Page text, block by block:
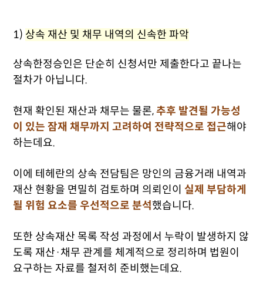
1) 상속 재산 및 채무 내역의 신속한 파악
상속한정승인은 단순히 신청서만 제출한다고 끝나는
절차가 아닙니다.
현재 확인된 재산과 채무는 물론,추후 발견될 가능성
이 있는 잠재 채무까지 고려하여 전략적으로 접근해야
하는데요.
이에 테헤란의 상속 전담팀은 망인의 금융거래 내역과
재산 현황을 면밀히 검토하며 의뢰인이실제 부담하게
될 위험 요소를 우선적으로 분석했습니다.
또한 상속재산 목록 작성 과정에서 누락이 발생하지 않
도록 재산·채무 관계를 체계적으로 정리하며 법원이
요구하는 자료를 철저히 준비했는데요.